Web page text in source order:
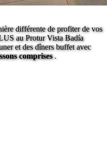
différente de profiter de vos
au Protur Vista Badía
et des dîners buffet avec
comprises.